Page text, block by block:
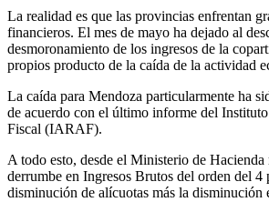
La realidad es que las provincias enfrentan
financieros. El mes de mayo ha dejado al
desmoronamiento de los ingresos de la
propios producto de la caída de la actividad
La caída para Mendoza particularmente ha
de acuerdo con el último informe del
Fiscal (IARAF).
A todo esto, desde el Ministerio de
derrumbe en Ingresos Brutos del orden del 4
disminución de alícuotas más la disminución